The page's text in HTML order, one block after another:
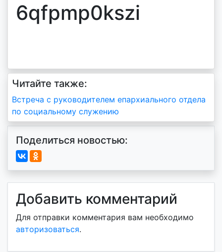
6qfpmp0kszi
Читайте также:
Навигация
по
записям
Встреча с руководителем епархиального отдела
по социальному служению
Поделиться новостью:
Добавить комментарий
Для отправки комментария вам необходимо
авторизоваться.